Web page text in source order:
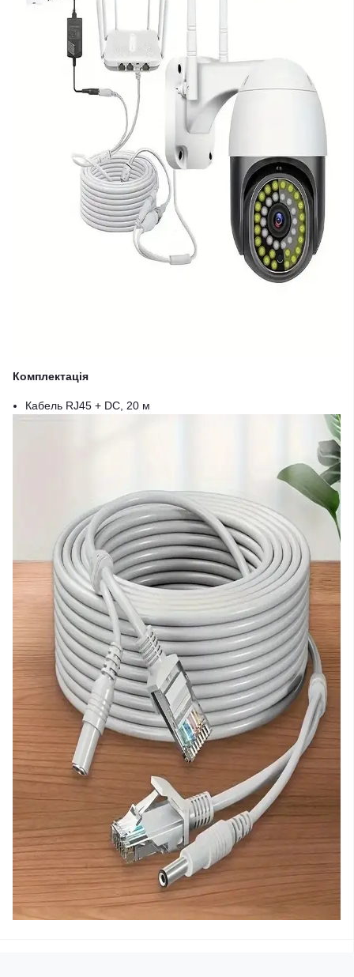
Комплектація
Кабель RJ45 + DC, 20 м